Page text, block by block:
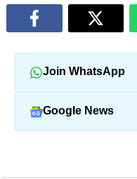
Join WhatsApp
Google News